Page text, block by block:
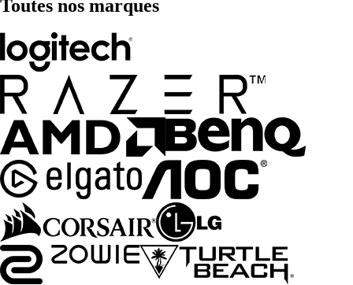
Toutes nos marques